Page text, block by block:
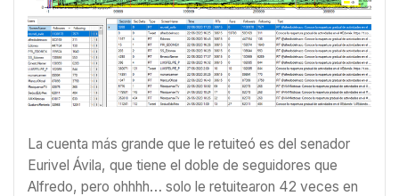
La cuenta más grande que le retuiteó es del senador
Eurivel Ávila, que tiene el doble de seguidores que
Alfredo, pero ohhhh… solo le retuitearon 42 veces en